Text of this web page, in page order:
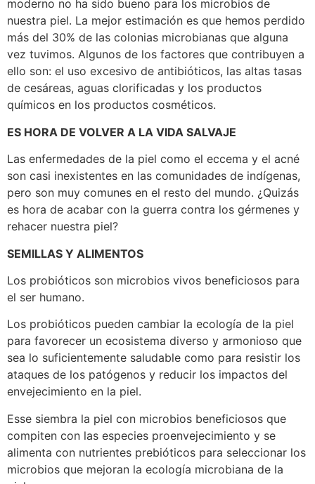
moderno no ha sido bueno para los microbios de
nuestra piel. La mejor estimación es que hemos perdido
más del 30% de las colonias microbianas que alguna
vez tuvimos. Algunos de los factores que contribuyen a
ello son: el uso excesivo de antibióticos, las altas tasas
de cesáreas, aguas clorificadas y los productos
químicos en los productos cosméticos.
ES HORA DE VOLVER A LA VIDA SALVAJE
Las enfermedades de la piel como el eccema y el acné
son casi inexistentes en las comunidades de indígenas,
pero son muy comunes en el resto del mundo. ¿Quizás
es hora de acabar con la guerra contra los gérmenes y
rehacer nuestra piel?
SEMILLAS Y ALIMENTOS
Los probióticos son microbios vivos beneficiosos para
el ser humano.
Los probióticos pueden cambiar la ecología de la piel
para favorecer un ecosistema diverso y armonioso que
sea lo suficientemente saludable como para resistir los
ataques de los patógenos y reducir los impactos del
envejecimiento en la piel.
Esse siembra la piel con microbios beneficiosos que
compiten con las especies proenvejecimiento y se
alimenta con nutrientes prebióticos para seleccionar los
microbios que mejoran la ecología microbiana de la